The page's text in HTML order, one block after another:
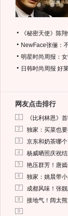
《秘密天使》陈
NewFace张俪：
明星时尚周报：
日韩时尚周报 好
网友点击排行
1 《比利林恩》
2 独家：买菜也
3 京东和奶茶哪
4 杨威晒照庆祝
5 艳压群芳！唐
6 独家：姚晨带
7 成都风味！张
8 接地气！阔太
9